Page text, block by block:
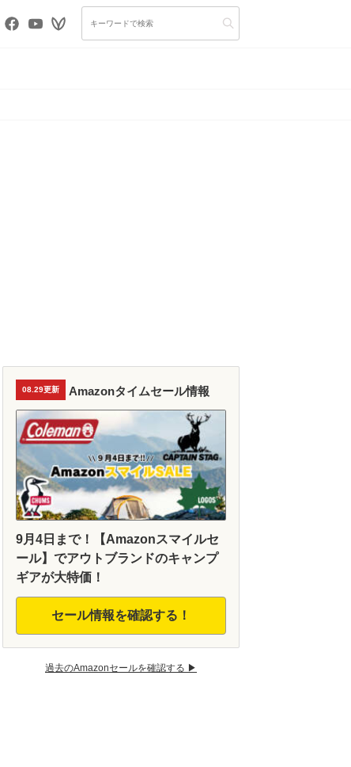
08.29更新 Amazonタイムセール情報
9月4日まで！【Amazonスマイルセ
ール】でアウトブランドのキャンプ
ギアが大特価！
セール情報を確認する！
過去のAmazonセールを確認する ▶︎